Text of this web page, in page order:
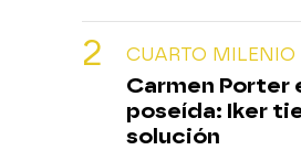
CUARTO MILENIO
Carmen Porter
poseída: Iker
solución